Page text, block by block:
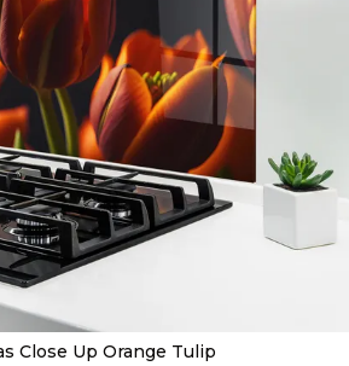
Close Up Orange Tulip